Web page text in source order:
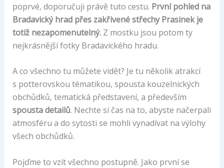
poprvé, doporučuji právě tuto cestu. První pohled na
Bradavický hrad přes zakřivené střechy Prasinek je
totiž nezapomenutelný. Z mostku jsou potom ty
nejkrásnější fotky Bradavického hradu.
A co všechno tu můžete vidět? Je tu několik atrakcí
s potterovskou tématikou, spousta kouzelnických
obchůdků, tematická představení, a především
spousta detailů. Nechte si čas na to, abyste načerpali
atmosféru a do sytosti se mohli vynadívat na výlohy
všech obchůdků.
Pojďme to vzít všechno postupně. Jako první se